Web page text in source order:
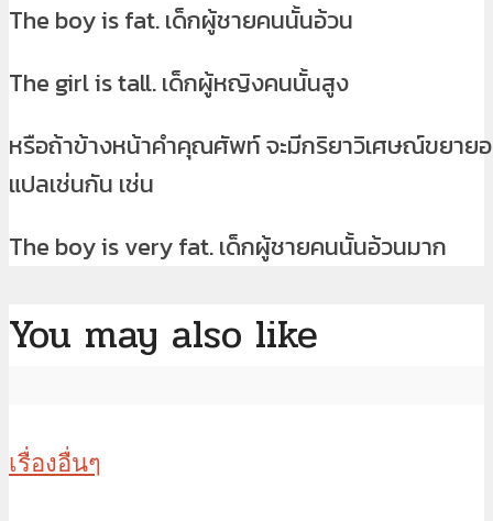
The boy is fat. เด็กผู้ชายคนนั้นอ้วน
The girl is tall. เด็กผู้หญิงคนนั้นสูง
หรือถ้าข้างหน้าคำคุณศัพท์ จะมีกริยาวิเศษณ์ขยาย
แปลเช่นกัน เช่น
The boy is very fat. เด็กผู้ชายคนนั้นอ้วนมาก
You may also like
เรื่องอื่นๆ